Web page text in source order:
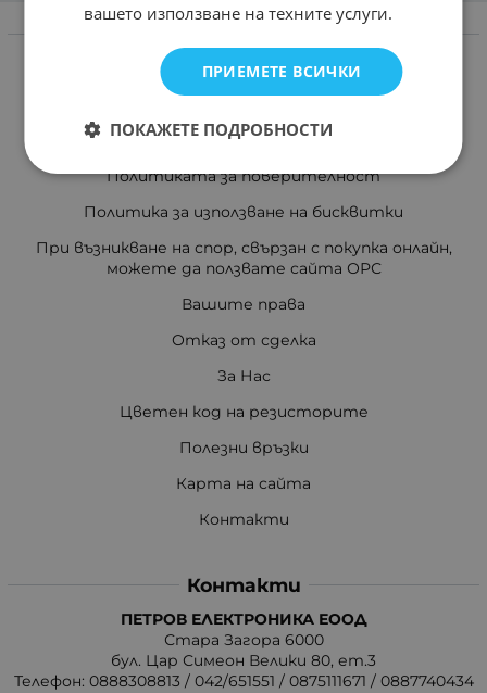
Доставка и плащане
Общи условия за ползване
Политиката за поверителност
Политика за използване на бисквитки
При възникване на спор, свързан с покупка онлайн,
можете да ползвате сайта ОРС
Вашите права
Отказ от сделка
За Нас
Цветен код на резисторите
Полезни връзки
Карта на сайта
Контакти
Контакти
ПЕТРОВ ЕЛЕКТРОНИКА ЕООД
Стара Загора 6000
бул. Цар Симеон Велики 80, ет.3
Телефон: 0888308813 / 042/651551 / 0875111671 / 0887740434
вашето използване на техните услуги.
ПРИЕМЕТЕ ВСИЧКИ
ПОКАЖЕТЕ ПОДРОБНОСТИ